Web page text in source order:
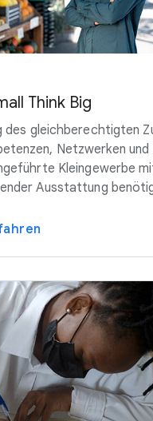
Think Big
des gleichberechtigten
Netzwerken und
Kleingewerbe
Ausstattung